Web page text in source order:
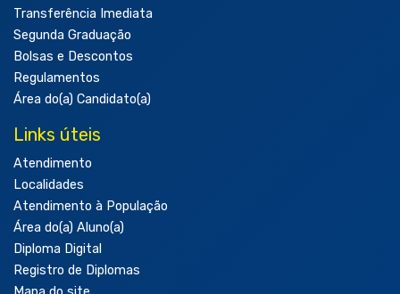
Transferência Imediata
Segunda Graduação
Bolsas e Descontos
Regulamentos
Área do(a) Candidato(a)
Links úteis
Atendimento
Localidades
Atendimento à População
Área do(a) Aluno(a)
Diploma Digital
Registro de Diplomas